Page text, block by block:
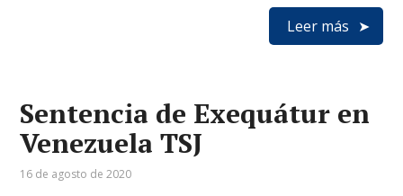
Leer más
Sentencia de Exequátur en
Venezuela TSJ
16 de agosto de 2020